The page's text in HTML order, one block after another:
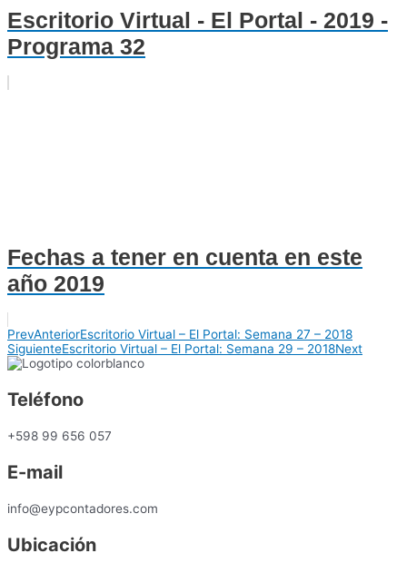
Escritorio Virtual - El Portal - 2019 -
Programa 32
Fechas a tener en cuenta en este
año 2019
PrevAnteriorEscritorio Virtual – El Portal: Semana 27 – 2018
SiguienteEscritorio Virtual – El Portal: Semana 29 – 2018Next
Teléfono
+598 99 656 057
E-mail
info@eypcontadores.com
Ubicación